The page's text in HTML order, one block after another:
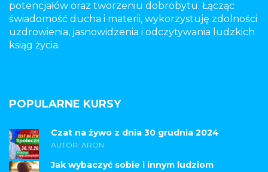
potencjałów oraz tworzeniu dobrobytu. Łącząc
świadomość ducha i materii, wykorzystuję zdolności
uzdrowienia, jasnowidzenia i odczytywania ludzkich
ksiąg życia.
POPULARNE KURSY
Czat na żywo z dnia 30 grudnia 2024
AUTOR: ARON
Jak wybaczyć sobie i innym ludziom